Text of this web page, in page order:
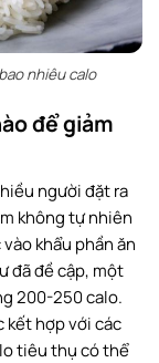
nhiêu calo
để giảm
người đặt ra
không tự nhiên
khẩu phần ăn
đã đề cập, một
200-250 calo.
kết hợp với các
tiêu thụ có thể